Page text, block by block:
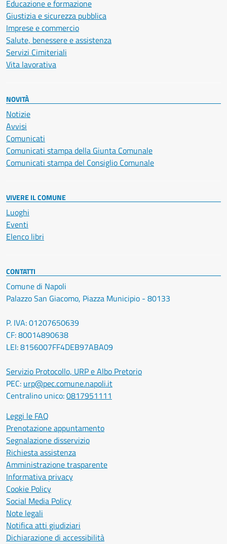
Educazione e formazione
Giustizia e sicurezza pubblica
Imprese e commercio
Salute, benessere e assistenza
Servizi Cimiteriali
Vita lavorativa
NOVITÀ
Notizie
Avvisi
Comunicati
Comunicati stampa della Giunta Comunale
Comunicati stampa del Consiglio Comunale
VIVERE IL COMUNE
Luoghi
Eventi
Elenco libri
CONTATTI
Comune di Napoli
Palazzo San Giacomo, Piazza Municipio - 80133
P. IVA: 01207650639
CF: 80014890638
LEI: 8156007FF4DEB97ABA09
Servizio Protocollo, URP e Albo Pretorio
PEC: urp@pec.comune.napoli.it
Centralino unico:0817951111
Leggi le FAQ
Prenotazione appuntamento
Segnalazione disservizio
Richiesta assistenza
Amministrazione trasparente
Informativa privacy
Cookie Policy
Social Media Policy
Note legali
Notifica atti giudiziari
Dichiarazione di accessibilità